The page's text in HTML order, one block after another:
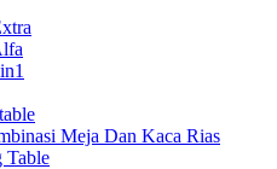
Meja Dan Kaca Rias
Table